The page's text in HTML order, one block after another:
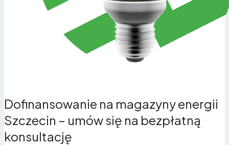
Dofinansowanie na magazyny energii
Szczecin – umów się na bezpłatną
konsultację